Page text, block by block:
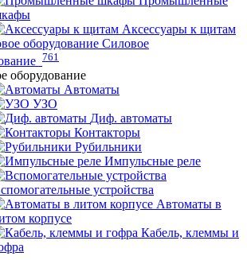
Аксессуары к щитам
Силовое
761
оборудование
Автоматы
УЗО
Диф. автоматы
Контакторы
Рубильники
Импульсные реле
устройства
Автоматы в
корпусе
Кабель, клеммы и